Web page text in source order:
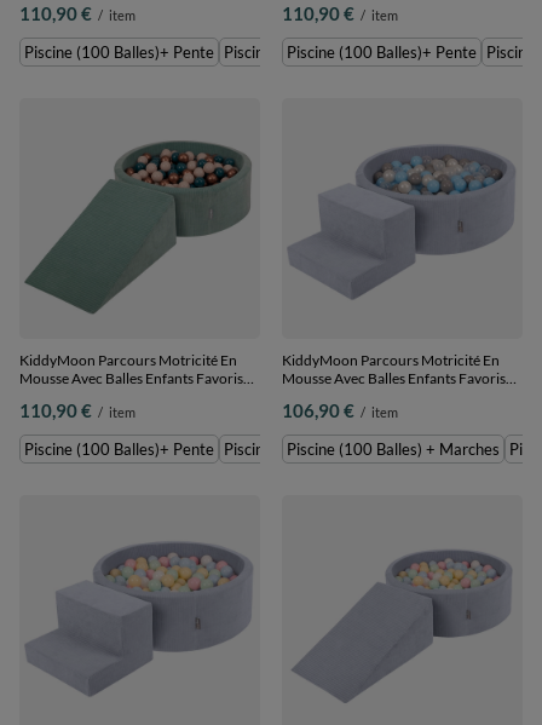
clair/vert/jaune/rose poudré/rose,
Piscine (100 Balles)+ Pente
110,90 € / item
Piscine (100 Balles)+ Pente Piscine (200 Balles) + Pente
perle/gris/transparent/babyblue,
Piscine (100 Balles)+ Pente
110,90 € / item
Piscine (100 Balles)+ Pente Piscine
KiddyMoon Parcours Motricité En
Mousse Avec Balles Enfants Favorise
foncé/beige pastel/cuivre, Piscine
(100 Balles)+ Pente
110,90 € / item
Piscine (100 Balles)+ Pente Piscine (200 Balles) + Pente
KiddyMoon Parcours Motricité En
Mousse Avec Balles Enfants Favorise
perle/gris/transparent/babyblue,
Piscine (100 Balles) + Marches
106,90 € / item
Piscine (100 Balles) + Marches